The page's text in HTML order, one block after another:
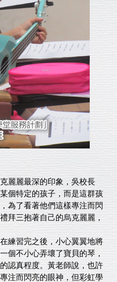
麗最深的印象，吳校長
個特定的孩子，而是這群孩
為了看著他們這樣專注而閃
拜三抱著自己的烏克麗麗，
習完之後，小心翼翼地將
個不小心弄壞了寶貝的琴，
認真程度。黃老師說，也許
注而閃亮的眼神，但彩虹學